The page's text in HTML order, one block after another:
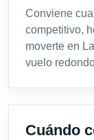
Conviene
competitivo,
moverte en
vuelo
Cuándo